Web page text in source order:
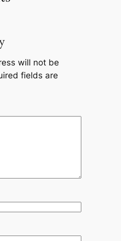
will not be
fields are